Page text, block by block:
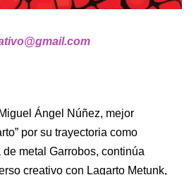
Ángel Núñez, mejor
por su trayectoria como
metal Garrobos, continúa
creativo con Lagarto Metunk,